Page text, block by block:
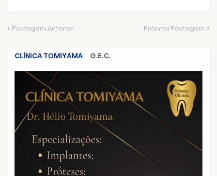
Postagem Anterior Próxima Postagem
CLÍNICA TOMIYAMA
G.E.C.
CRIMES QUE ABALARAM O BRASIL